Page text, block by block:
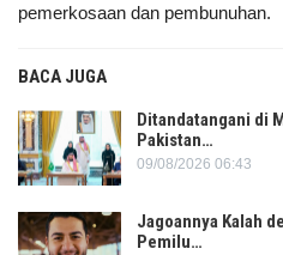
pemerkosaan dan pembunuhan.
BACA JUGA
Ditandatangani di
Pakistan…
09/08/2026 06:43
Jagoannya Kalah
Pemilu…